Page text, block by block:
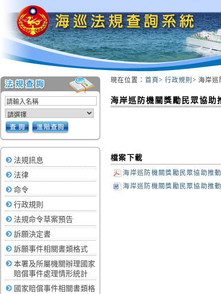
法規訊息
法律
命令
行政規則
法規命令草案預告
訴願決定書
訴願事件相關書類格式
本署及所屬機關辦理國家
賠償事件處理情形統計
國家賠償事件相關書類格
現在位置： 首頁> 行政規則 > 海岸巡
海岸巡防機關獎勵民眾協
檔案下載
海岸巡防機關獎勵民眾協助推
海岸巡防機關獎勵民眾協助推